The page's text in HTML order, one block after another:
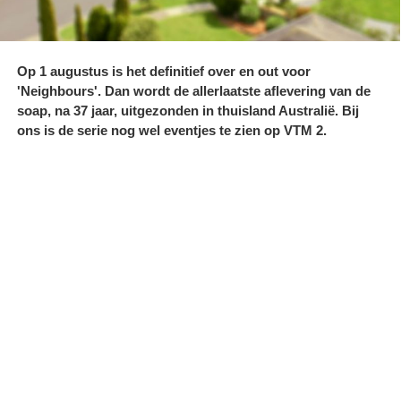
Op 1 augustus is het definitief over en out voor
'Neighbours'. Dan wordt de allerlaatste aflevering van de
soap, na 37 jaar, uitgezonden in thuisland Australië. Bij
ons is de serie nog wel eventjes te zien op VTM 2.